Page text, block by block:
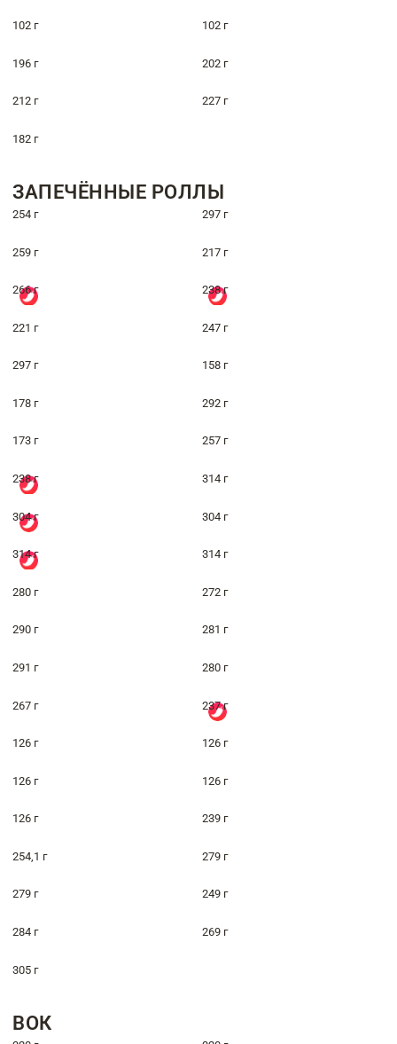
102 г 102 г
196 г 202 г
212 г 227 г
182 г
ЗАПЕЧЁННЫЕ РОЛЛЫ
254 г 297 г
259 г 217 г
266 г 238 г
221 г 247 г
297 г 158 г
178 г 292 г
173 г 257 г
238 г 314 г
304 г 304 г
314 г 314 г
280 г 272 г
290 г 281 г
291 г 280 г
267 г 237 г
126 г 126 г
126 г 126 г
126 г 239 г
254,1 г 279 г
279 г 249 г
284 г 269 г
305 г
ВОК